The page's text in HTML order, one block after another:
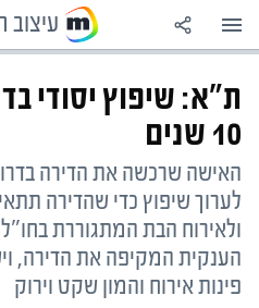
עיצוב
ת"א: שיפוץ יסודי
10 שנים
האישה שרכשה את הדירה
לערוך שיפוץ כדי שהדירה
ולאירוח הבת המתגוררת
הענקית המקיפה את הדירה,
פינות אירוח והמון שקט וירוק
מדורים
N12
צבא וביטחון
פלילים+
סלבס
תכניות קשת
לוח שידורים
הרשמה
המירוץ למיליון
רוקדים עם
השותפים
אוויר לנשימה
אנשי הנגב
בדרך לתואר
במטבח עם
עוד
לוח חופשות 2026-2025
זמני כניסת
מפת אתר
RSS
הגדרות
צור קשר
תנאי שימוש
מדיניות